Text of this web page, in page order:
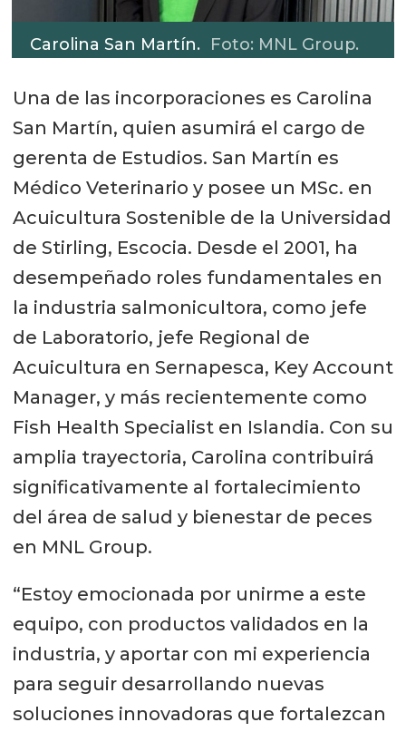
Carolina San Martín. Foto: MNL Group.
Una de las incorporaciones es Carolina
San Martín, quien asumirá el cargo de
gerenta de Estudios. San Martín es
Médico Veterinario y posee un MSc. en
Acuicultura Sostenible de la Universidad
de Stirling, Escocia. Desde el 2001, ha
desempeñado roles fundamentales en
la industria salmonicultora, como jefe
de Laboratorio, jefe Regional de
Acuicultura en Sernapesca, Key Account
Manager, y más recientemente como
Fish Health Specialist en Islandia. Con su
amplia trayectoria, Carolina contribuirá
significativamente al fortalecimiento
del área de salud y bienestar de peces
en MNL Group.
“Estoy emocionada por unirme a este
equipo, con productos validados en la
industria, y aportar con mi experiencia
para seguir desarrollando nuevas
soluciones innovadoras que fortalezcan